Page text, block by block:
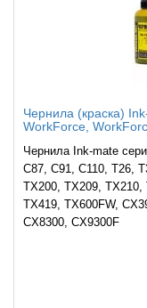
Чернила (краска)
WorkForce,
Чернила Ink-mate
C87, C91, C110, T26,
TX200, TX209,
TX419, TX600FW,
CX8300, CX9300F